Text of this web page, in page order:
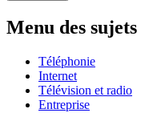
Menu des sujets
Téléphonie
Internet
Télévision et radio
Entreprise